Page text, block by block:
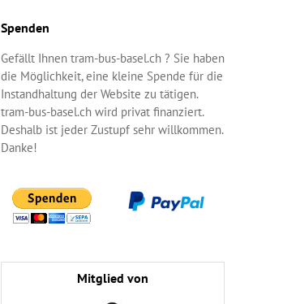
Spenden
Gefällt Ihnen tram-bus-basel.ch ? Sie haben
die Möglichkeit, eine kleine Spende für die
Instandhaltung der Website zu tätigen.
tram-bus-basel.ch wird privat finanziert.
Deshalb ist jeder Zustupf sehr willkommen.
Danke!
Mitglied von